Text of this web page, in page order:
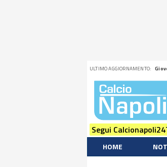
ULTIMO AGGIORNAMENTO:
Segui
HOME